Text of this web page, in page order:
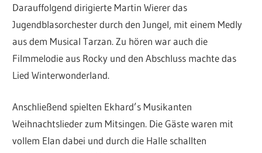
Darauffolgend dirigierte Martin Wierer das
Jugendblasorchester durch den Jungel, mit einem Medly
aus dem Musical Tarzan. Zu hören war auch die
Filmmelodie aus Rocky und den Abschluss machte das
Lied Winterwonderland.
Anschließend spielten Ekhard’s Musikanten
Weihnachtslieder zum Mitsingen. Die Gäste waren mit
vollem Elan dabei und durch die Halle schallten